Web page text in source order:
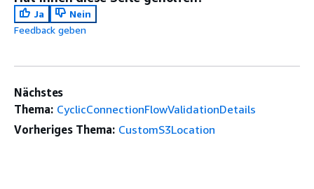
Ja
Nein
Feedback geben
Nächstes
Thema: CyclicConnectionFlowValidationDetails
Vorheriges Thema: CustomS3Location